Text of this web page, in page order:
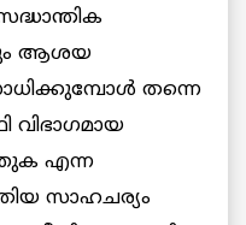
ആശയ
തന്നെ
വിഭാഗമായ
എന്ന
സാഹചര്യം